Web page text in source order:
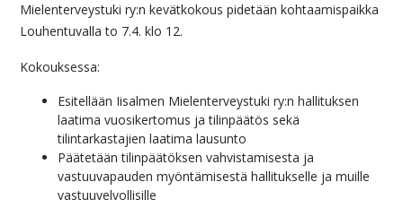
Mielenterveystuki ry:n kevätkokous pidetään kohtaamispaikka
Louhentuvalla to 7.4. klo 12.
Kokouksessa:
Esitellään Iisalmen Mielenterveystuki ry:n hallituksen
laatima vuosikertomus ja tilinpäätös sekä
tilintarkastajien laatima lausunto
Päätetään tilinpäätöksen vahvistamisesta ja
vastuuvapauden myöntämisestä hallitukselle ja muille
vastuuvelvollisille